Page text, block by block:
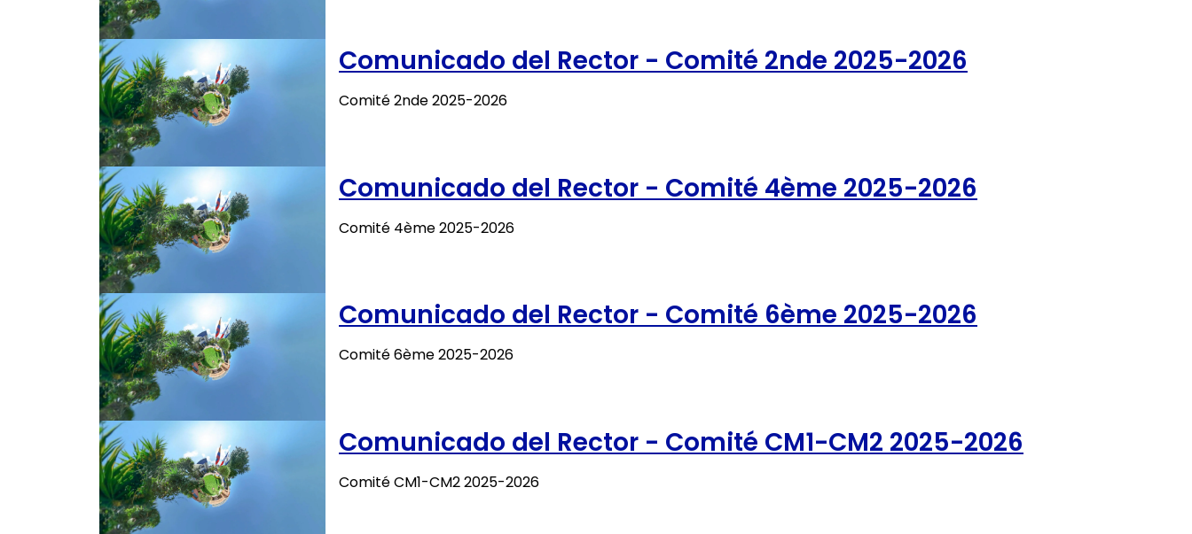
Comunicado del Rector - Comité 2nde 2025-2026
Comité 2nde 2025-2026
Comunicado del Rector - Comité 4ème 2025-2026
Comité 4ème 2025-2026
Comunicado del Rector - Comité 6ème 2025-2026
Comité 6ème 2025-2026
Comunicado del Rector - Comité CM1-CM2 2025-2026
Comité CM1-CM2 2025-2026